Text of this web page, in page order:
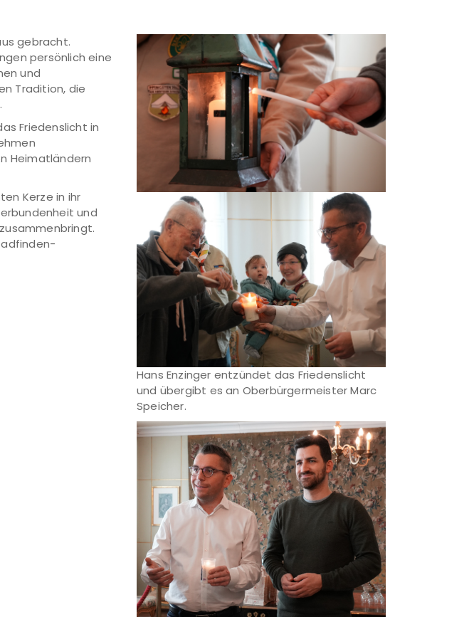
gebracht.
persönlich eine
und
Tradition, die
Friedenslicht in
Heimatländern
Kerze in ihr
und
Hans Enzinger entzündet das Friedenslicht
und übergibt es an Oberbürgermeister Marc
Speicher.